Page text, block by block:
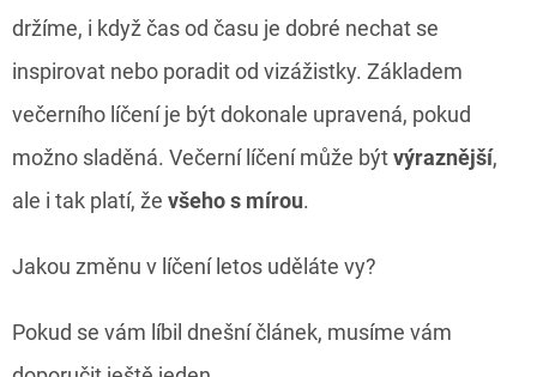
držíme, i když čas od času je dobré nechat se
inspirovat nebo poradit od vizážistky. Základem
večerního líčení je být dokonale upravená, pokud
možno sladěná. Večerní líčení může býtvýraznější,
ale i tak platí, že všeho s mírou.
Jakou změnu v líčení letos uděláte vy?
Pokud se vám líbil dnešní článek, musíme vám